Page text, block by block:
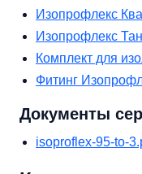
Изопрофлекс
Изопрофлекс
Комплект для
Фитинг
Документы
isoproflex-95-to-